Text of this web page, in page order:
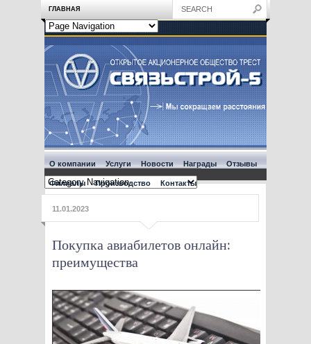
ГЛАВНАЯ
О компании Услуги Новости Награды Отзывы
Филиалы Производство Контакты
11.01.2023
Покупка авиабилетов онлайн:
преимущества